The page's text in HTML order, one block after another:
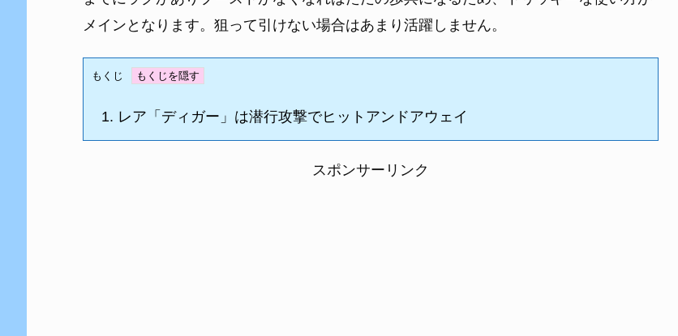
メインとなります。狙って引けない場合はあまり活躍しません。
もくじ
1. レア「ディガー」は潜行攻撃でヒットアンドアウェイ
スポンサーリンク